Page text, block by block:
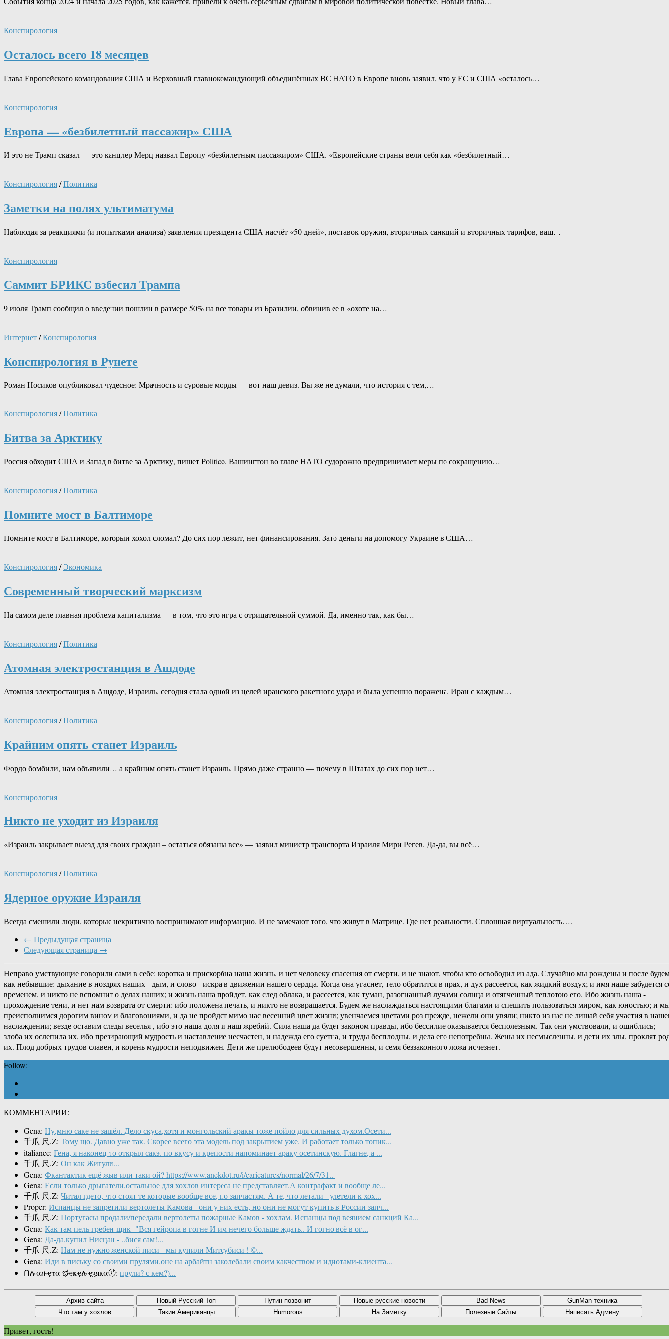
Конспирология
Осталось всего 18 месяцев
Глава Европейского командования США и Верховный главнокомандующий объединённых ВС НАТО в Европе вновь заявил, что у ЕС и США «осталось…
Конспирология
Европа — «безбилетный пассажир» США
И это не Трамп сказал — это канцлер Мерц назвал Европу «безбилетным пассажиром» США. «Европейские страны вели себя как «безбилетный…
Конспирология/Политика
Заметки на полях ультиматума
Наблюдая за реакциями (и попытками анализа) заявления президента США насчёт «50 дней», поставок оружия, вторичных санкций и вторичных тарифов, ваш…
Конспирология
Саммит БРИКС взбесил Трампа
9 июля Трамп сообщил о введении пошлин в размере 50% на все товары из Бразилии, обвинив ее в «охоте на…
Интернет/Конспирология
Конспирология в Рунете
Роман Носиков опубликовал чудесное: Мрачность и суровые морды — вот наш девиз. Вы же не думали, что история с тем,…
Конспирология/Политика
Битва за Арктику
Россия обходит США и Запад в битве за Арктику, пишет Politico. Вашингтон во главе НАТО судорожно предпринимает меры по сокращению…
Конспирология/Политика
Помните мост в Балтиморе
Помните мост в Балтиморе, который хохол сломал? До сих пор лежит, нет финансирования. Зато деньги на допомогу Украине в США…
Конспирология/Экономика
Современный творческий марксизм
На самом деле главная проблема капитализма — в том, что это игра с отрицательной суммой. Да, именно так, как бы…
Конспирология/Политика
Атомная электростанция в Ашдоде
Атомная электростанция в Ашдоде, Израиль, сегодня стала одной из целей иранского ракетного удара и была успешно поражена. Иран с каждым…
Конспирология/Политика
Крайним опять станет Израиль
Фордо бомбили, нам объявили… а крайним опять станет Израиль. Прямо даже странно — почему в Штатах до сих пор нет…
Конспирология
Никто не уходит из Израиля
«Израиль закрывает выезд для своих граждан – остаться обязаны все» — заявил министр транспорта Израиля Мири Регев. Да-да, вы всё…
Конспирология/Политика
Ядерное оружие Израиля
Всегда смешили люди, которые некритично воспринимают информацию. И не замечают того, что живут в Матрице. Где нет реальности. Сплошная виртуальность….
← Предыдущая страница
Следующая страница →
Неправо умствующие говорили сами в себе: коротка и прискорбна наша жизнь, и нет человеку спасения от смерти, и не знают, чтобы кто освободил из ада. Случайно мы рождены и после будем
как небывшие: дыхание в ноздрях наших - дым, и слово - искра в движении нашего сердца. Когда она угаснет, тело обратится в прах, и дух рассеется, как жидкий воздух; и имя наше забудется
временем, и никто не вспомнит о делах наших; и жизнь наша пройдет, как след облака, и рассеется, как туман, разогнанный лучами солнца и отягченный теплотою его. Ибо жизнь наша -
прохождение тени, и нет нам возврата от смерти: ибо положена печать, и никто не возвращается. Будем же наслаждаться настоящими благами и спешить пользоваться миром, как юностью; и
преисполнимся дорогим вином и благовониями, и да не пройдет мимо нас весенний цвет жизни; увенчаемся цветами роз прежде, нежели они увяли; никто из нас не лишай себя участия в
наслаждении; везде оставим следы веселья , ибо это наша доля и наш жребий. Сила наша да будет законом правды, ибо бессилие оказывается бесполезным. Так они умствовали, и ошиблись;
злоба их ослепила их, ибо презирающий мудрость и наставление несчастен, и надежда его суетна, и труды бесплодны, и дела его непотребны. Жены их несмысленны, и дети их злы, проклят
их. Плод добрых трудов славен, и корень мудрости неподвижен. Дети же прелюбодеев будут несовершенны, и семя беззаконного ложа исчезнет.
Follow:
КОММЕНТАРИИ:
Gena: Ну,мню саке не зашёл. Дело скуса,хотя и монгольский аракы тоже пойло для сильных духом.Осети...
千爪 尺.Z: Тому що. Давно уже так. Скорее всего эта модель под закрытием уже. И работает только топик...
italianec: Гена, я наконец-то открыл сакэ. по вкусу и крепости напоминает араку осетинскую. Глагне, а ...
千爪 尺.Z: Он как Жигули...
Gena: Фкантактик ещё жыв или таки ой? https://www.anekdot.ru/i/caricatures/normal/26/7/31...
Gena: Если только дрыгатели,остальное для хохлов интереса не представляет.А контрафакт и вообще ле...
千爪 尺.Z: Читал гдето, что стоят те которые вообще все, по запчастям. А те, что летали - улетели к хох...
Proper: Испанцы не запретили вертолеты Камова - они у них есть, но они не могут купить в России запч...
千爪 尺.Z: Португасы продали/передали вертолеты пожарные Камов - хохлам. Испанцы под веянием санкций Ка...
Gena: Как там пель гребен-щик- "Вся гейропа в гогне И им нечего больше ждать.. И гогно всё в ог...
Gena: Да-да,купил Нисцан - ..бися сам!...
千爪 尺.Z: Нам не нужно женской писи - мы купили Митсубиси ! ©...
Gena: Иди в письку со своими прулями,оне на арбайтн заколебали своим какчеством и идиотами-клиента...
Ոሉαዙҿτα ಭҿҝҿሉҿʓяҝα〄: прули? с кем?)...
Привет, гость!